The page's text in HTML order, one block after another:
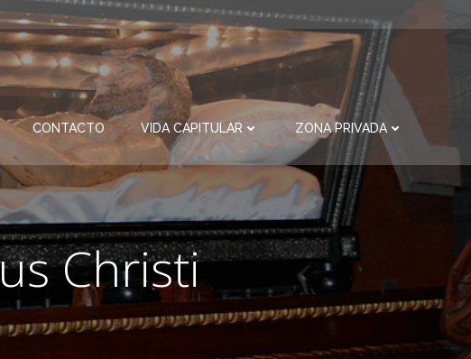
CONTACTO VIDA CAPITULAR ZONA PRIVADA
Christi